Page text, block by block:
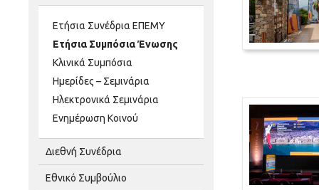
Ετήσια Συνέδρια ΕΠΕΜΥ
Ετήσια Συμπόσια Ένωσης
Κλινικά Συμπόσια
Ημερίδες – Σεμινάρια
Ηλεκτρονικά Σεμινάρια
Ενημέρωση Κοινού
Διεθνή Συνέδρια
Εθνικό Συμβούλιο